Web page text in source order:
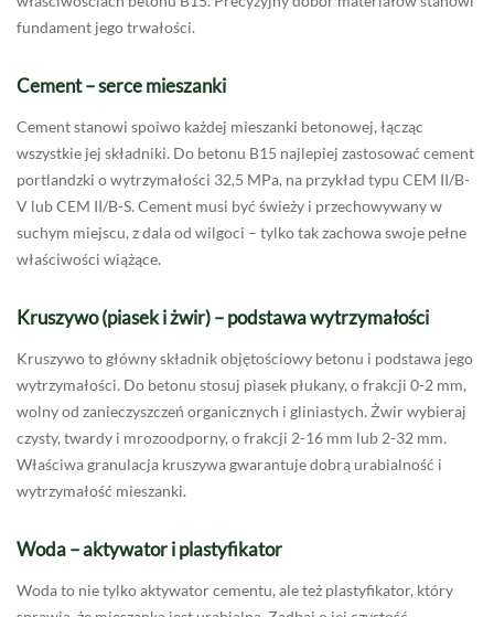
fundament jego trwałości.
Cement – serce mieszanki
Cement stanowi spoiwo każdej mieszanki betonowej, łącząc
wszystkie jej składniki. Do betonu B15 najlepiej zastosować cement
portlandzki o wytrzymałości 32,5 MPa, na przykład typu CEM II/B-
V lub CEM II/B-S. Cement musi być świeży i przechowywany w
suchym miejscu, z dala od wilgoci – tylko tak zachowa swoje pełne
właściwości wiążące.
Kruszywo (piasek i żwir) – podstawa wytrzymałości
Kruszywo to główny składnik objętościowy betonu i podstawa jego
wytrzymałości. Do betonu stosuj piasek płukany, o frakcji 0-2 mm,
wolny od zanieczyszczeń organicznych i gliniastych. Żwir wybieraj
czysty, twardy i mrozoodporny, o frakcji 2-16 mm lub 2-32 mm.
Właściwa granulacja kruszywa gwarantuje dobrą urabialność i
wytrzymałość mieszanki.
Woda – aktywator i plastyfikator
Woda to nie tylko aktywator cementu, ale też plastyfikator, który